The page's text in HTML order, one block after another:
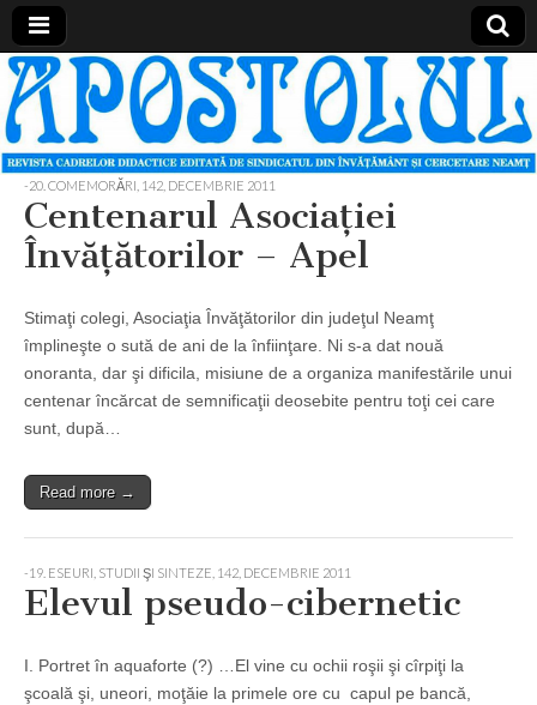
Apostolul
Revista
cadrelor
didactice
din
judetul
Neamt
-20. COMEMORĂRI 142, DECEMBRIE 2011
Centenarul Asociaţiei
Învăţătorilor – Apel
Stimaţi colegi, Asociaţia Învăţătorilor din judeţul Neamţ
împlineşte o sută de ani de la înfiinţare. Ni s-a dat nouă
onoranta, dar şi dificila, misiune de a organiza manifestările unui
centenar încărcat de semnificaţii deosebite pentru toţi cei care
sunt, după…
Read more →
-19. ESEURI, STUDII ŞI SINTEZE 142, DECEMBRIE 2011
Elevul pseudo-cibernetic
I. Portret în aquaforte (?) …El vine cu ochii roşii şi cîrpiţi la
şcoală şi, uneori, moţăie la primele ore cu capul pe bancă,